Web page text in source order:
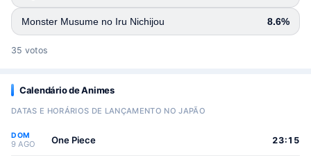
Monster Musume no Iru Nichijou 8.6%
35 votos
Calendário de Animes
DATAS E HORÁRIOS DE LANÇAMENTO NO JAPÃO
DOM
9 AGO One Piece 23:15